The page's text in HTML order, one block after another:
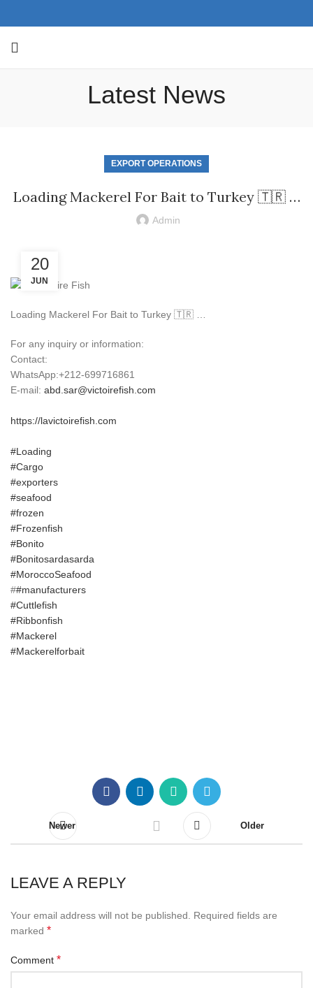
Latest News
EXPORT OPERATIONS
Loading Mackerel For Bait to Turkey 🇹🇷 …
Admin
20
JUN
Loading Mackerel For Bait to Turkey 🇹🇷 …
For any inquiry or information:
Contact:
WhatsApp:+212-699716861
E-mail: abd.sar@victoirefish.com
https://lavictoirefish.com
#Loading
#Cargo
#exporters
#seafood
#frozen
#Frozenfish
#Bonito
#Bonitosardasarda
#MoroccoSeafood
##manufacturers
#Cuttlefish
#Ribbonfish
#Mackerel
#Mackerelforbait
Newer Older
LEAVE A REPLY
Your email address will not be published.
Required fields are
marked *
Comment *